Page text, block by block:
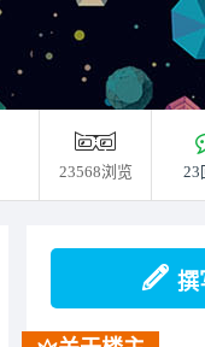
23568浏览 23
撰